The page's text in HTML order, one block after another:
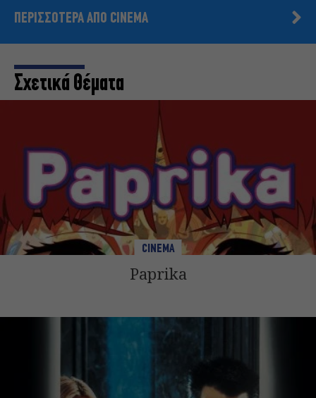
ΠΕΡΙΣΣΟΤΕΡΑ ΑΠΟ CINEMA
Σχετικά Θέματα
CINEMA
Paprika